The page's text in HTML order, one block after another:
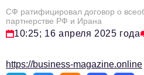
Импортозамещение
Мероприятия
СФ ратифицировал договор о
партнерстве РФ и Ирана
10:25; 16 апреля 2025 года
https://business-magazine.online